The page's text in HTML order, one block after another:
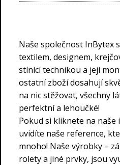
Naše společnost InBytex
textilem, designem,
stínící technikou a její
ostatní zboží dosahují
na nic stěžovat, všechny
perfektní a lehoučké!
Pokud si kliknete na
uvidíte naše reference,
mnoho! Naše výrobky –
rolety a jiné prvky, jsou